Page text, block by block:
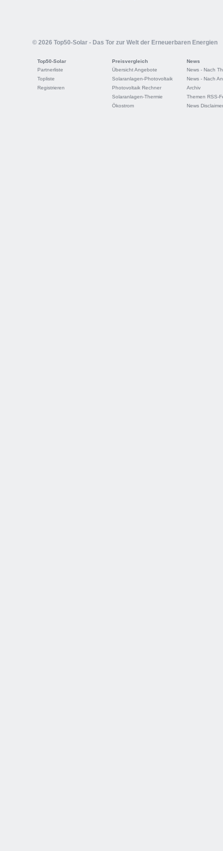
© 2026 Top50-Solar - Das Tor zur Welt der Erneuerbaren Energien
Top50-Solar
Partnerliste
Topliste
Registrieren
Preisvergleich
Übersicht Angebote
Solaranlagen-Photovoltaik
Photovoltaik Rechner
Solaranlagen-Thermie
Ökostrom
News
News - Nach
News - Nach
Archiv
Themen RSS-
News Disclaimer